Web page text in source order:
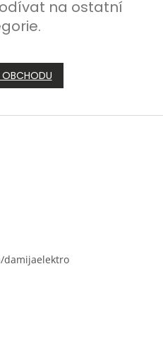
na ostatní
damijaelektro